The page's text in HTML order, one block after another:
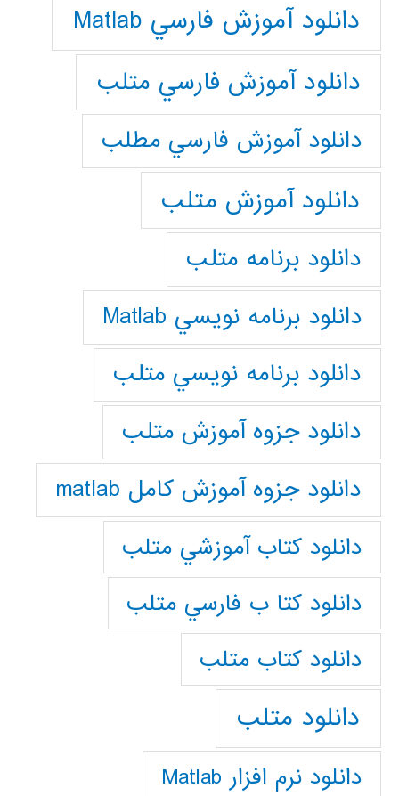
دانلود آموزش فارسي Matlab
دانلود آموزش فارسي متلب
دانلود آموزش فارسي مطلب
دانلود آموزش متلب
دانلود برنامه متلب
دانلود برنامه نويسي Matlab
دانلود برنامه نويسي متلب
دانلود جزوه آموزش متلب
دانلود جزوه آموزش کامل matlab
دانلود كتاب آموزشي متلب
دانلود كتا ب فارسي متلب
دانلود كتاب متلب
دانلود متلب
دانلود نرم افزار Matlab